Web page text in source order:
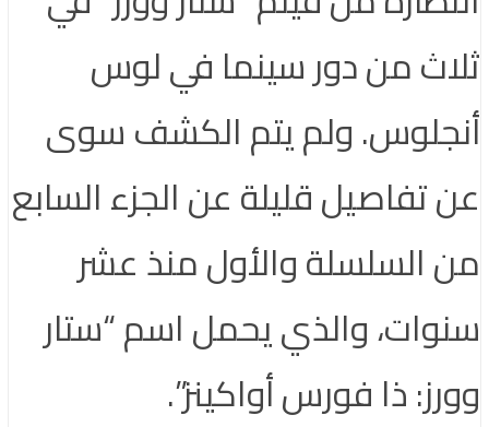
ثلاث من دور سينما في لوس
أنجلوس. ولم يتم الكشف سوى
عن تفاصيل قليلة عن الجزء السابع
من السلسلة والأول منذ عشر
سنوات، والذي يحمل اسم “ستار
وورز: ذا فورس أواكينز”.